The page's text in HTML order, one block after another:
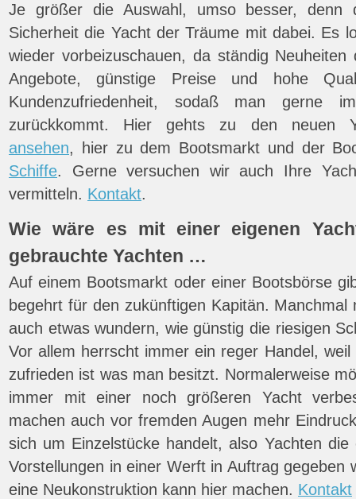
Je größer die Auswahl, umso besser, denn
Sicherheit die Yacht der Träume mit dabei. Es
wieder vorbeizuschauen, da ständig Neuheiten
Angebote, günstige Preise und hohe
Kundenzufriedenheit, sodaß man gerne
zurückkommt. Hier gehts zu den neuen
ansehen, hier zu dem Bootsmarkt und der
Schiffe. Gerne versuchen wir auch Ihre
vermitteln. Kontakt.
Wie wäre es mit einer eigenen
gebrauchte Yachten …
Auf einem Bootsmarkt oder einer Bootsbörse
begehrt für den zukünftigen Kapitän.
auch etwas wundern, wie günstig die riesigen
Vor allem herrscht immer ein reger Handel,
zufrieden ist was man besitzt. Normalerweise
immer mit einer noch größeren Yacht
machen auch vor fremden Augen mehr
sich um Einzelstücke handelt, also Yachten
Vorstellungen in einer Werft in Auftrag gegeben
eine Neukonstruktion kann hier machen. Kontakt